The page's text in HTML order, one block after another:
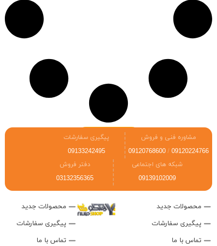
نمایش بیشتر
مشاوره فنی و فروش
09120224766
/
09120768600
پیگیری سفارشات
09133242495
دفتر فروش
03132356365
شبکه های اجتماعی
09139102009
محصولات جدید
پیگیری سفارشات
تماس با ما
محصولات جدید
پیگیری سفارشات
تماس با ما